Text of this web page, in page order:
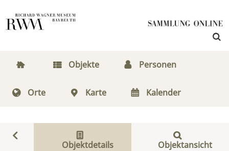
Objekte Personen
Orte Karte Kalender
Objektdetails Objektansicht